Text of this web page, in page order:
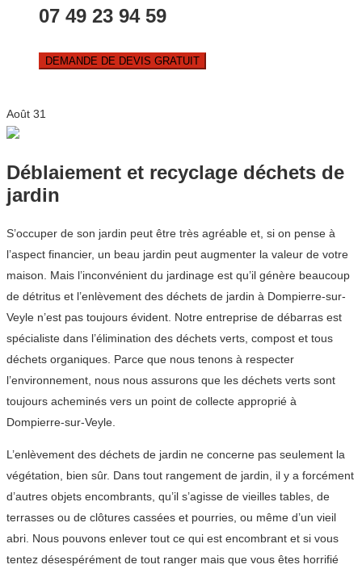
07 49 23 94 59
DEMANDE DE DEVIS GRATUIT
Août 31
Déblaiement et recyclage déchets de
jardin
S’occuper de son jardin peut être très agréable et, si on pense à
l’aspect financier, un beau jardin peut augmenter la valeur de votre
maison. Mais l’inconvénient du jardinage est qu’il génère beaucoup
de détritus et l’enlèvement des déchets de jardin à Dompierre-sur-
Veyle n’est pas toujours évident. Notre entreprise de débarras est
spécialiste dans l’élimination des déchets verts, compost et tous
déchets organiques. Parce que nous tenons à respecter
l’environnement, nous nous assurons que les déchets verts sont
toujours acheminés vers un point de collecte approprié à
Dompierre-sur-Veyle.
L’enlèvement des déchets de jardin ne concerne pas seulement la
végétation, bien sûr. Dans tout rangement de jardin, il y a forcément
d’autres objets encombrants, qu’il s’agisse de vieilles tables, de
terrasses ou de clôtures cassées et pourries, ou même d’un vieil
abri. Nous pouvons enlever tout ce qui est encombrant et si vous
tentez désespérément de tout ranger mais que vous êtes horrifié